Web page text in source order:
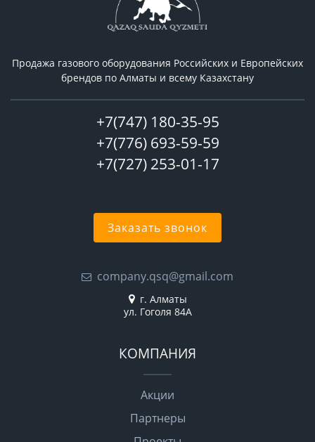
Продажа газового оборудования Российcких и Европейских
брендов по Алматы и всему Казахстану
+7(747) 180-35-95
+7(776) 693-59-59
+7(727) 253-01-17
Заказать звонок
company.qsq@gmail.com
г. Алматы
ул. Гоголя 84А
КОМПАНИЯ
Акции
Партнеры